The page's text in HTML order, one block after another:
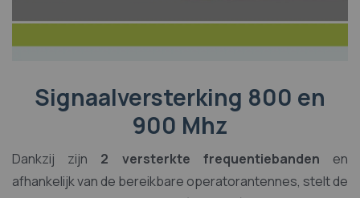
Signaalversterking 800 en
900 Mhz
Dankzij zijn 2 versterkte frequentiebanden en
afhankelijk van de bereikbare operatorantennes, stelt de